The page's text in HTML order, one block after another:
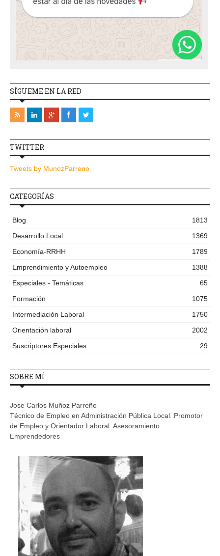
SÍGUEME EN LA RED
TWITTER
Tweets by MunozParreno
CATEGORÍAS
Blog
1813
Desarrollo Local
1369
Economía-RRHH
1789
Emprendimiento y Autoempleo
1388
Especiales - Temáticas
65
Formación
1075
Intermediación Laboral
1750
Orientación laboral
2002
Suscriptores Especiales
29
SOBRE MÍ
Jose Carlos Muñoz Parreño
Técnico de Empleo en Administración Pública Local. Promotor
de Empleo y Orientador Laboral. Asesoramiento
Emprendedores